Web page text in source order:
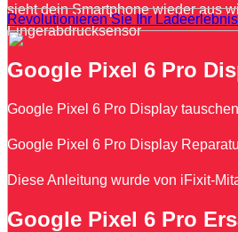
Revolutionieren Sie Ihr Ladeerlebnis
sieht dein Smartphone wieder aus
Fingerabdrucksensor
Google Pixel 6 Pro
Google Pixel 6 Pro Display
Google Pixel 6 Pro Display
Diese Anleitung wurde von iFixit-
Google Pixel 6 Pro